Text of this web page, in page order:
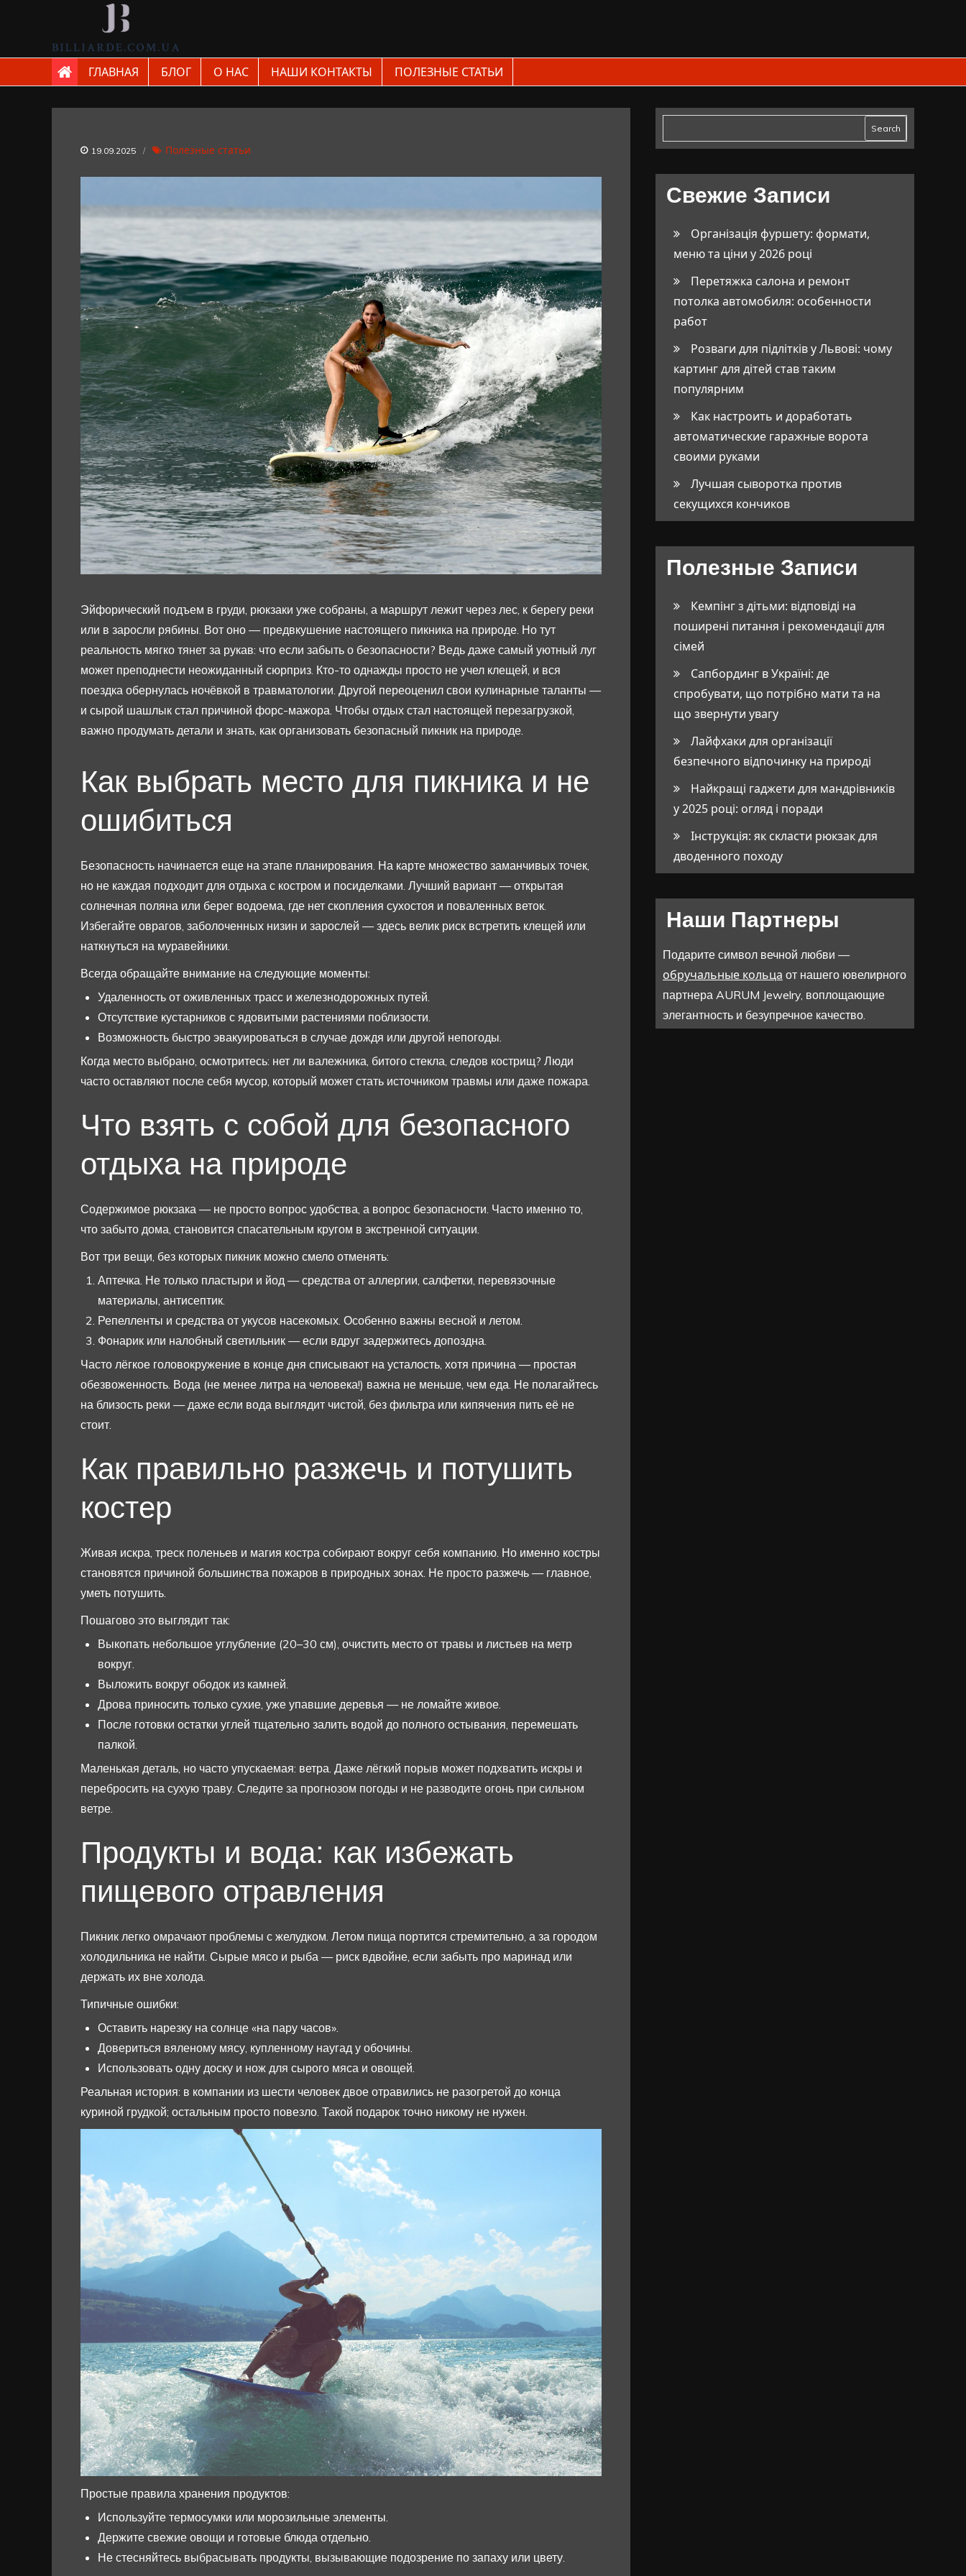
billiarde.com.ua
ГЛАВНАЯ БЛОГ О НАС НАШИ КОНТАКТЫ ПОЛЕЗНЫЕ СТАТЬИ
19.09.2025 Полезные статьи
Эйфорический подъем в груди, рюкзаки уже собраны, а маршрут лежит через лес, к берегу реки
или в заросли рябины. Вот оно — предвкушение настоящего пикника на природе. Но тут
реальность мягко тянет за рукав: что если забыть о безопасности? Ведь даже самый уютный луг
может преподнести неожиданный сюрприз. Кто-то однажды просто не учел клещей, и вся
поездка обернулась ночёвкой в травматологии. Другой переоценил свои кулинарные таланты —
и сырой шашлык стал причиной форс-мажора. Чтобы отдых стал настоящей перезагрузкой,
важно продумать детали и знать, как организовать безопасный пикник на природе.
Как выбрать место для пикника и не
ошибиться
Безопасность начинается еще на этапе планирования. На карте множество заманчивых точек,
но не каждая подходит для отдыха с костром и посиделками. Лучший вариант — открытая
солнечная поляна или берег водоема, где нет скопления сухостоя и поваленных веток.
Избегайте оврагов, заболоченных низин и зарослей — здесь велик риск встретить клещей или
наткнуться на муравейники.
Всегда обращайте внимание на следующие моменты:
Удаленность от оживленных трасс и железнодорожных путей.
Отсутствие кустарников с ядовитыми растениями поблизости.
Возможность быстро эвакуироваться в случае дождя или другой непогоды.
Когда место выбрано, осмотритесь: нет ли валежника, битого стекла, следов кострищ? Люди
часто оставляют после себя мусор, который может стать источником травмы или даже пожара.
Что взять с собой для безопасного
отдыха на природе
Содержимое рюкзака — не просто вопрос удобства, а вопрос безопасности. Часто именно то,
что забыто дома, становится спасательным кругом в экстренной ситуации.
Вот три вещи, без которых пикник можно смело отменять:
Аптечка. Не только пластыри и йод — средства от аллергии, салфетки, перевязочные
материалы, антисептик.
Репелленты и средства от укусов насекомых. Особенно важны весной и летом.
Фонарик или налобный светильник — если вдруг задержитесь допоздна.
Часто лёгкое головокружение в конце дня списывают на усталость, хотя причина — простая
обезвоженность. Вода (не менее литра на человека!) важна не меньше, чем еда. Не полагайтесь
на близость реки — даже если вода выглядит чистой, без фильтра или кипячения пить её не
стоит.
Как правильно разжечь и потушить
костер
Живая искра, треск поленьев и магия костра собирают вокруг себя компанию. Но именно костры
становятся причиной большинства пожаров в природных зонах. Не просто разжечь — главное,
уметь потушить.
Пошагово это выглядит так:
Выкопать небольшое углубление (20–30 см), очистить место от травы и листьев на метр
вокруг.
Выложить вокруг ободок из камней.
Дрова приносить только сухие, уже упавшие деревья — не ломайте живое.
После готовки остатки углей тщательно залить водой до полного остывания, перемешать
палкой.
Маленькая деталь, но часто упускаемая: ветра. Даже лёгкий порыв может подхватить искры и
перебросить на сухую траву. Следите за прогнозом погоды и не разводите огонь при сильном
ветре.
Продукты и вода: как избежать
пищевого отравления
Пикник легко омрачают проблемы с желудком. Летом пища портится стремительно, а за городом
холодильника не найти. Сырые мясо и рыба — риск вдвойне, если забыть про маринад или
держать их вне холода.
Типичные ошибки:
Оставить нарезку на солнце «на пару часов».
Довериться вяленому мясу, купленному наугад у обочины.
Использовать одну доску и нож для сырого мяса и овощей.
Реальная история: в компании из шести человек двое отравились не разогретой до конца
куриной грудкой; остальным просто повезло. Такой подарок точно никому не нужен.
Простые правила хранения продуктов:
Используйте термосумки или морозильные элементы.
Держите свежие овощи и готовые блюда отдельно.
Не стесняйтесь выбрасывать продукты, вызывающие подозрение по запаху или цвету.
Search
Свежие Записи
Організація фуршету: формати,
меню та ціни у 2026 році
Перетяжка салона и ремонт
потолка автомобиля: особенности
работ
Розваги для підлітків у Львові: чому
картинг для дітей став таким
популярним
Как настроить и доработать
автоматические гаражные ворота
своими руками
Лучшая сыворотка против
секущихся кончиков
Полезные Записи
Кемпінг з дітьми: відповіді на
поширені питання і рекомендації для
сімей
Сапбординг в Україні: де
спробувати, що потрібно мати та на
що звернути увагу
Лайфхаки для організації
безпечного відпочинку на природі
Найкращі гаджети для мандрівників
у 2025 році: огляд і поради
Інструкція: як скласти рюкзак для
дводенного походу
Наши Партнеры
Подарите символ вечной любви —
обручальные кольца от нашего ювелирного
партнера AURUM Jewelry, воплощающие
элегантность и безупречное качество.